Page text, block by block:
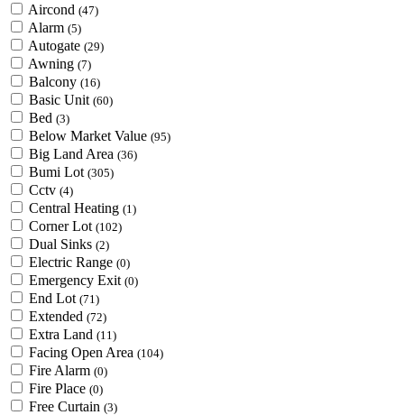
Aircond (47)
Alarm (5)
Autogate (29)
Awning (7)
Balcony (16)
Basic Unit (60)
Bed (3)
Below Market Value (95)
Big Land Area (36)
Bumi Lot (305)
Cctv (4)
Central Heating (1)
Corner Lot (102)
Dual Sinks (2)
Electric Range (0)
Emergency Exit (0)
End Lot (71)
Extended (72)
Extra Land (11)
Facing Open Area (104)
Fire Alarm (0)
Fire Place (0)
Free Curtain (3)